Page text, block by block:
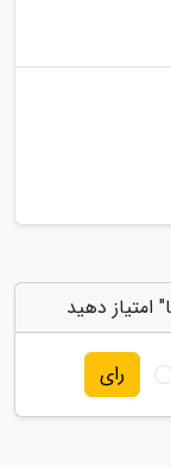
دهید
رای